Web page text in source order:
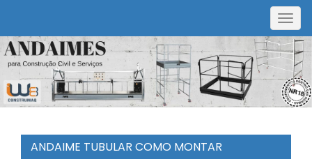
ANDAIME TUBULAR COMO MONTAR